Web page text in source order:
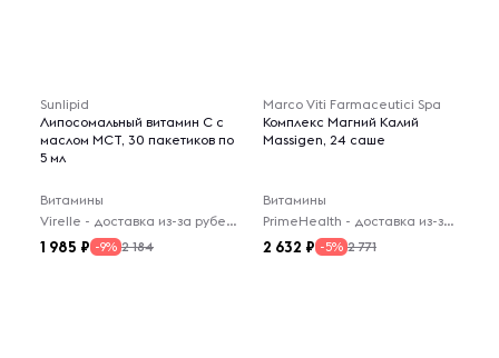
Sunlipid
Липосомальный витамин C с
маслом MCT, 30 пакетиков по
5 мл
Витамины
Virelle - доставка из-за рубежа
1 985 -9% 2 184
Marco Viti Farmaceutici Spa
Комплекс Магний Калий
Massigen, 24 саше
Витамины
PrimeHealth - доставка из-за рубежа
2 632 -5% 2 771